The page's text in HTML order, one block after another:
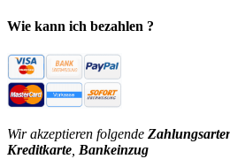
Wie kann ich bezahlen ?
Wir akzeptieren folgende
Kreditkarte Bankeinzug